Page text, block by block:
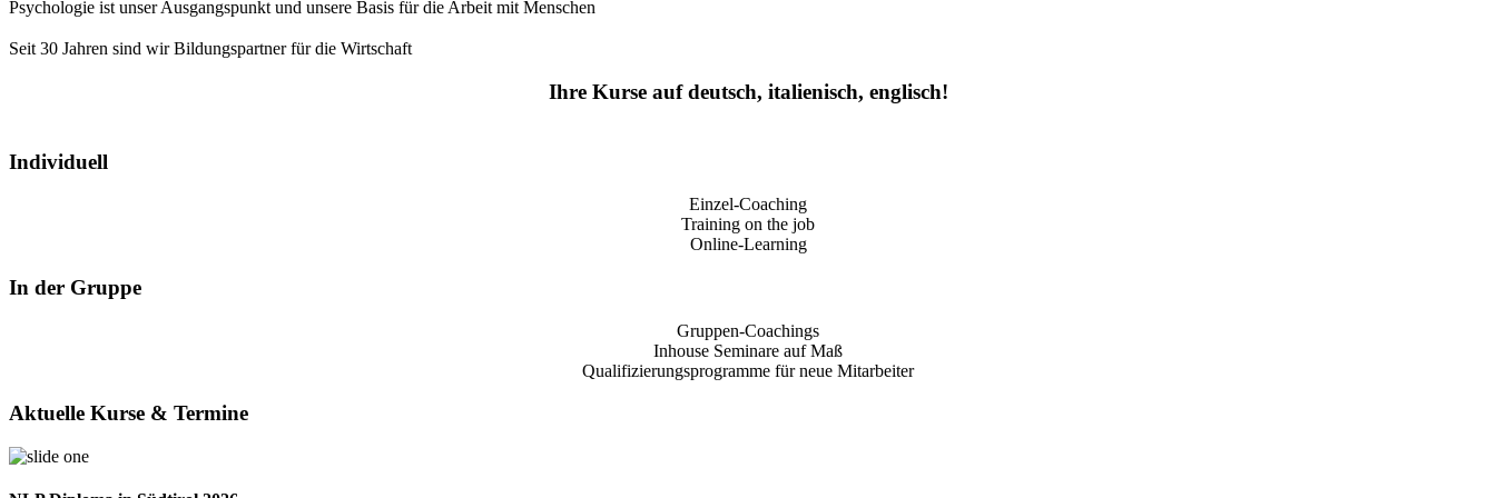
Psychologie ist unser Ausgangspunkt und unsere Basis für die Arbeit mit Menschen
Seit 30 Jahren sind wir Bildungspartner für die Wirtschaft
Ihre Kurse auf deutsch, italienisch, englisch!
Individuell
Einzel-Coaching
Training on the job
Online-Learning
In der Gruppe
Gruppen-Coachings
Inhouse Seminare auf Maß
Qualifizierungsprogramme für neue Mitarbeiter
Aktuelle Kurse & Termine